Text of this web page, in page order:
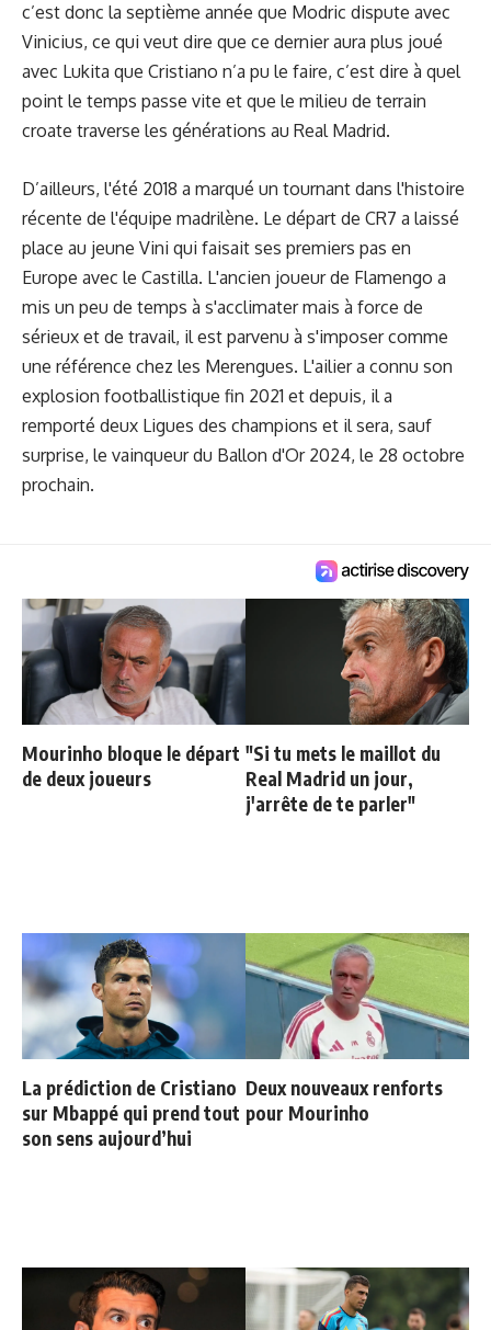
c’est donc la septième année que Modric dispute avec
Vinicius, ce qui veut dire que ce dernier aura plus joué
avec Lukita que Cristiano n’a pu le faire, c’est dire à quel
point le temps passe vite et que le milieu de terrain
croate traverse les générations au Real Madrid.
D’ailleurs, l'été 2018 a marqué un tournant dans l'histoire
récente de l'équipe madrilène. Le départ de CR7 a laissé
place au jeune Vini qui faisait ses premiers pas en
Europe avec le Castilla. L'ancien joueur de Flamengo a
mis un peu de temps à s'acclimater mais à force de
sérieux et de travail, il est parvenu à s'imposer comme
une référence chez les Merengues. L'ailier a connu son
explosion footballistique fin 2021 et depuis, il a
remporté deux Ligues des champions et il sera, sauf
surprise, le vainqueur du Ballon d'Or 2024, le 28 octobre
prochain.
Mourinho bloque le départ
de deux joueurs
"Si tu mets le maillot du
Real Madrid un jour,
j'arrête de te parler"
La prédiction de Cristiano
sur Mbappé qui prend tout
son sens aujourd’hui
Deux nouveaux renforts
pour Mourinho